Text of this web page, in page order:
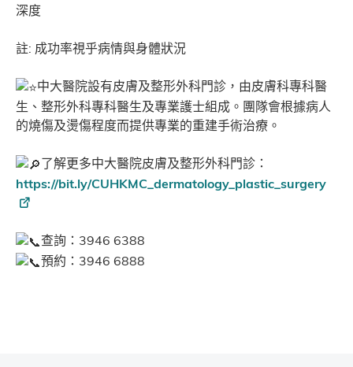
深度
註: 成功率視乎病情與身體狀況
中大醫院設有皮膚及整形外科門診，由皮膚科專科醫
生、整形外科專科醫生及專業護士組成。團隊會根據病人
的燒傷及燙傷程度而提供專業的重建手術治療。
了解更多中大醫院皮膚及整形外科門診：
https://bit.ly/CUHKMC_dermatology_plastic_surgery
查詢：3946 6388
預約：3946 6888